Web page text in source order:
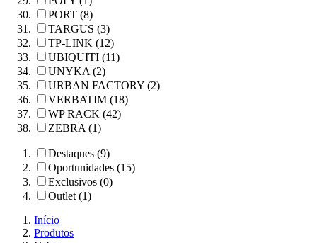
PORT (8)
TARGUS (3)
TP-LINK (12)
UBIQUITI (11)
UNYKA (2)
URBAN FACTORY (2)
VERBATIM (18)
WP RACK (42)
ZEBRA (1)
Destaques (9)
Oportunidades (15)
Exclusivos (0)
Outlet (1)
Início
Produtos